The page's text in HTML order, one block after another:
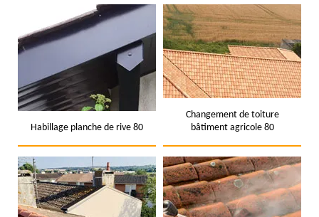
Habillage planche de rive 80
Changement de toiture
bâtiment agricole 80